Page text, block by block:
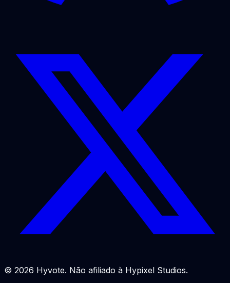
© 2026 Hyvote. Não afiliado à Hypixel Studios.